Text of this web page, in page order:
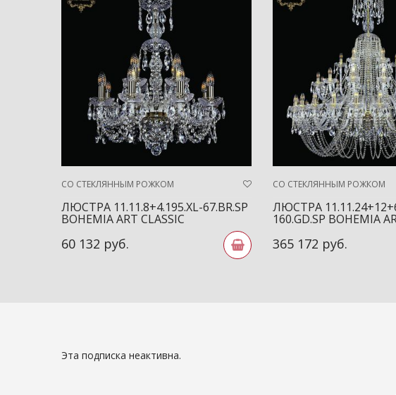
СО СТЕКЛЯННЫМ РОЖКОМ
ЛЮСТРА 11.11.8+4.195.XL-67.BR.SP
BOHEMIA ART CLASSIC
60 132 руб.
СО СТЕКЛЯННЫМ РОЖКОМ
ЛЮСТРА
160.GD.SP BOHEMIA
365 172 руб.
Эта подписка неактивна.